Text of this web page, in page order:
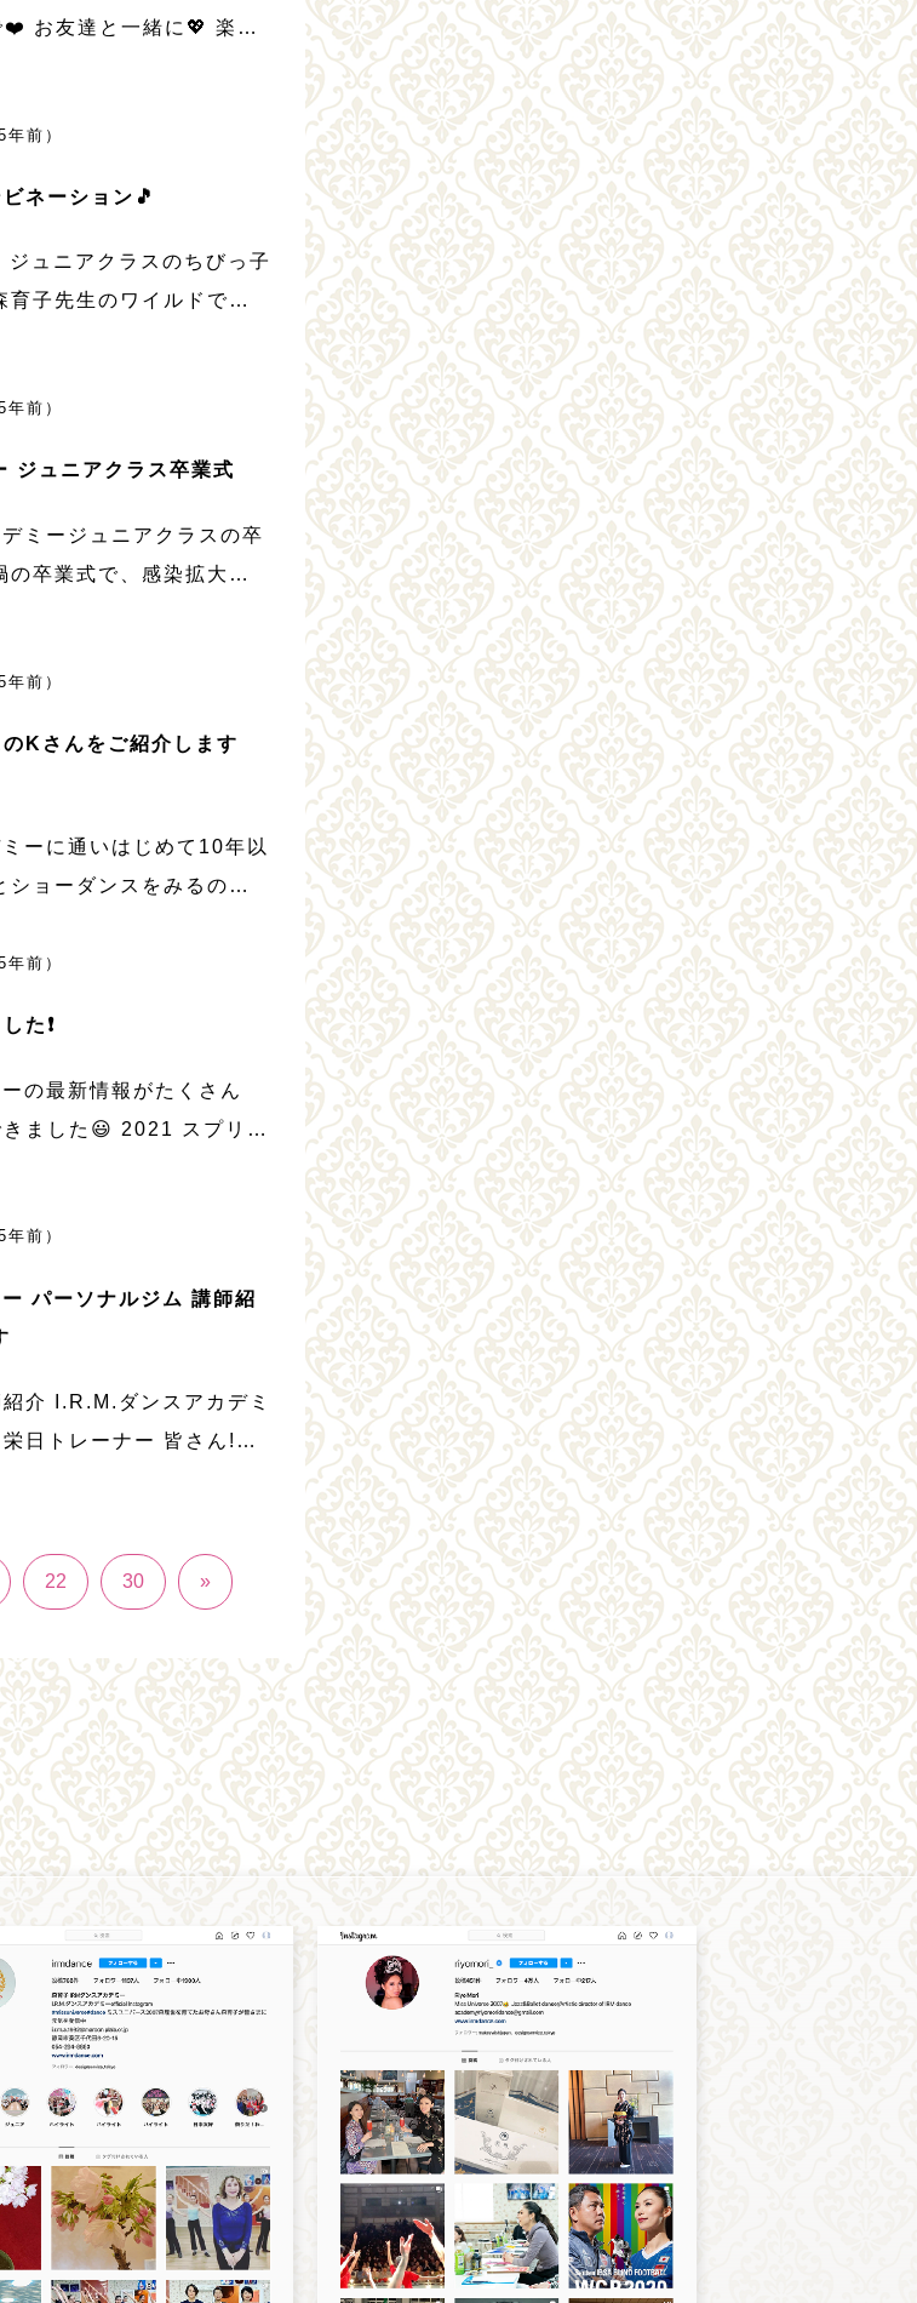
❤️ お友達と一緒に💖 楽し
0542 […]
前）
ネーション🎵
ジュニアクラスのちびっ子
育子先生のワイルドで、
お子様、ダンス […]
前）
ジュニアクラス卒業式
ミージュニアクラスの卒
卒業式で、感染拡大の
。コロナ禍のいま、前
前）
Kさんをご紹介します
ーに通いはじめて10年以
ショーダンスをみるのが
スを習うことになり、私
前）
た❗
の最新情報がたくさん
きました😃 2021 スプリン
声や育子先 […]
前）
パーソナルジム 講師紹
ダンスアカデミ
日トレーナー 皆さん!綺
22 30 »